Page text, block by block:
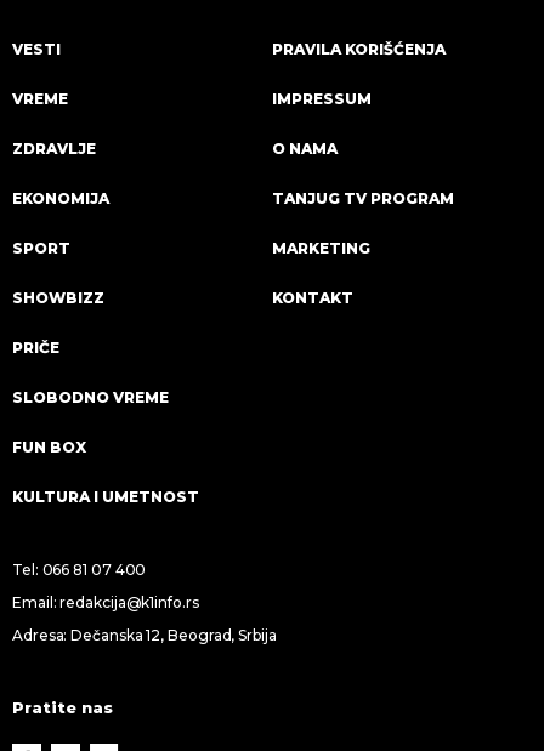
VESTI
VREME
ZDRAVLJE
EKONOMIJA
SPORT
SHOWBIZZ
PRIČE
SLOBODNO VREME
FUN BOX
KULTURA I UMETNOST
PRAVILA KORIŠĆENJA
IMPRESSUM
O NAMA
TANJUG TV PROGRAM
MARKETING
KONTAKT
Tel: 066 81 07 400
Email:redakcija@k1info.rs
Adresa: Dečanska 12, Beograd, Srbija
Pratite nas